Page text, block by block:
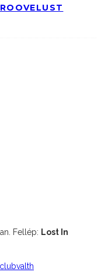
Fellép: Lost In
valth